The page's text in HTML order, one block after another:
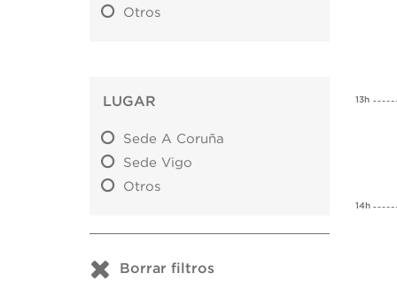
Otros
LUGAR
Sede A Coruña
Sede Vigo
Otros
Borrar filtros
13h
14h